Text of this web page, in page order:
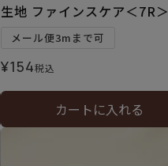
生地 ファインスケア＜7R＞
メール便3mまで可
¥154税込
カートに入れる